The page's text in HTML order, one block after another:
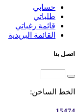
حسابي
طلباتي
قائمة رغباتي
القائمة البريدية
اتصل بنا
الخط الساخن: